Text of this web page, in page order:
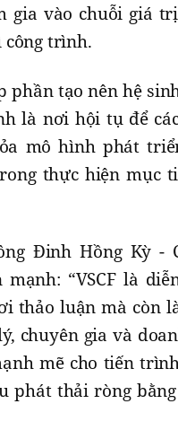
gia vào chuỗi giá
công trình.
phần tạo nên hệ
là nơi hội tụ để
mô hình phát
thực hiện mục
Đinh Hồng Kỳ -
“VSCF là
thảo luận mà còn
chuyên gia và
mẽ cho tiến
thải ròng bằng